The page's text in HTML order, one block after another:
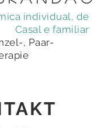
individual, de
Casal e familiar
, Paar-